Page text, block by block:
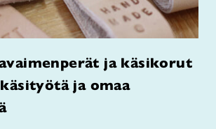
ja käsikorut
ja omaa